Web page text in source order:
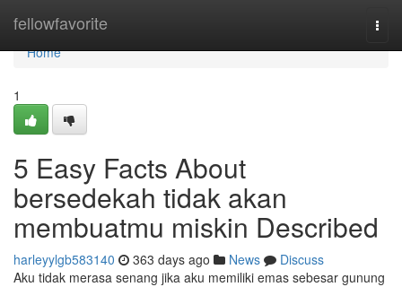
fellowfavorite
Home
Home
1
5 Easy Facts About
bersedekah tidak akan
membuatmu miskin Described
harleyylgb583140 363 days ago News
Discuss
Aku tidak merasa senang jika aku memiliki emas sebesar gunung